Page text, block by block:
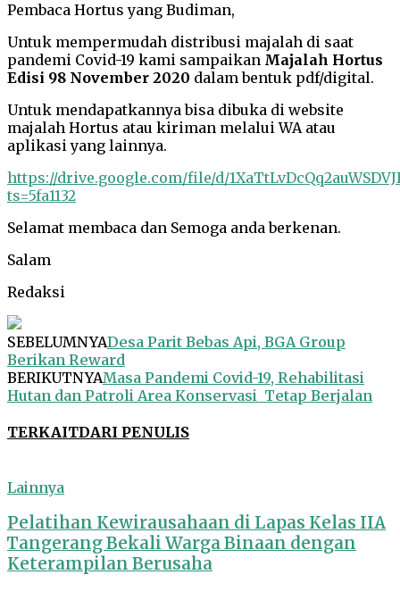
Pembaca Hortus yang Budiman,
Untuk mempermudah distribusi majalah di saat
pandemi Covid-19 kami sampaikan Majalah Hortus
Edisi 98 November 2020 dalam bentuk pdf/digital.
Untuk mendapatkannya bisa dibuka di website
majalah Hortus atau kiriman melalui WA atau
aplikasi yang lainnya.
https://drive.google.com/file/d/
ts=5fa1132
Selamat membaca dan Semoga anda berkenan.
Salam
Redaksi
SEBELUMNYADesa Parit Bebas Api, BGA Group
Berikan Reward
BERIKUTNYAMasa Pandemi Covid-19, Rehabilitasi
Hutan dan Patroli Area Konservasi Tetap Berjalan
TERKAITDARI PENULIS
Lainnya
Pelatihan Kewirausahaan di Lapas Kelas IIA
Tangerang Bekali Warga Binaan dengan
Keterampilan Berusaha